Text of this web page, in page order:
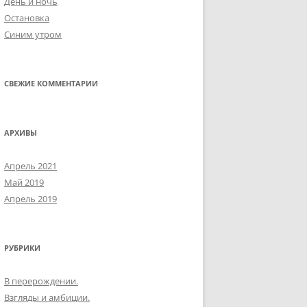
Остановка
Синим утром
СВЕЖИЕ КОММЕНТАРИИ
АРХИВЫ
Апрель 2021
Май 2019
Апрель 2019
РУБРИКИ
В перерождении.
Взгляды и амбиции.